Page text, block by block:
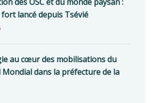
lancé depuis Tsévié
au cœur des mobilisations du
Mondial dans la préfecture de la